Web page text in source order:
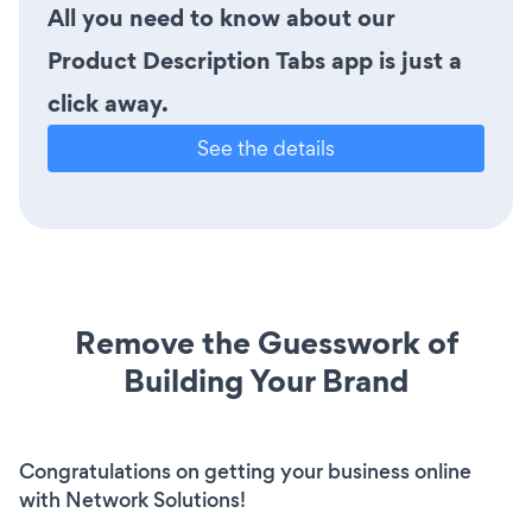
All you need to know about our
Product Description Tabs app is just a
click away.
See the details
Remove the Guesswork of
Building Your Brand
Congratulations on getting your business online
with Network Solutions!